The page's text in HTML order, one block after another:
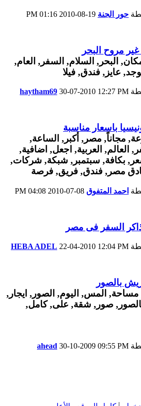
حور الجنة
01:16 PM
مروح البحر
haytham69 30-07-2010 12:27 PM
باسعار مناسبة
احمد المتفوق
04:08 PM
السفر فى مصر
HEBA ADEL 22-04-2010 12:04 PM
بالصور
ahead 30-10-2009 09:55 PM